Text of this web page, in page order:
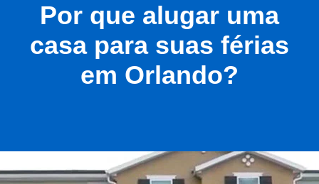
Por que alugar uma
casa para suas férias
em Orlando?